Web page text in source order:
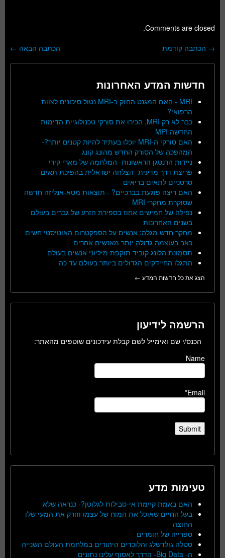
Comments are closed.
ניווט בפוסטים הכתבה הבאה ← → הכתבה קודמת
חדשות המדע האחרונות
MRI - האם המגנט החזק ב-MRI נטול סיכונים לצוות
הרפואי?
כבר לא רק MRI, הכירו את סורקי טכנולוגיית הדימות
החדשה MPI
האם סורקי ה-MRI יוכלו בעתיד להיות קטנים יותר?-
המהפכה של הסורק החדש מהונג קונג
ניידות הרנטגן הראשונות- המלחמה של מארי קירי
פריצת דרך מדעית- הצלחה ישראלית בהפיכת תאים
סרטניים לתאים בריאים
האם ריצה פוגעת בברכיים? - תוצאות מטא-אנליזה חדשה
שסוקרת מחקרי MRI
נפילה של חמישים אחוז בספירת הזרע של גברים בעולם
בשנים האחרונות
מחקר חדש מגלה: אנשים על הספקטרום האוטיסטי חשים
כאב בעוצמה גדולה יותר מאנשים אחרים
תסמונת הלונג קוביד תוקפת מיליוני אנשים בעולם
התגלו החיידקים הגדולים ביותר בעולם עד כה
הצג את כל חדשות המדע ←
הרשמה לידיעון
הכנס/י שם ואימייל לשם קבלת עידכונים שוטפים מהאתר:
Name
Email*
טעימות מדע
האם באמת קיימת אי-סבילות לגלוטן?- כנראה שלא
בעל החיים שאוכל את המוח של עצמו וזורק את המעי שלו
החוצה
ספרייה של חומרים
סטלה גולדשלג והלוכדים היהודים במלחמת העולם השנייה
ה- Big Data- הדרך לאסוף עלינו נתונים